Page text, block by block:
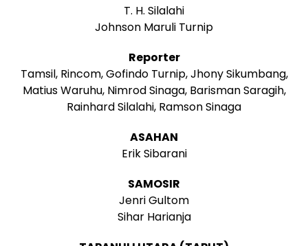
T. H. Silalahi
Johnson Maruli Turnip
Reporter
Tamsil, Rincom, Gofindo Turnip, Jhony Sikumbang,
Matius Waruhu, Nimrod Sinaga, Barisman Saragih,
Rainhard Silalahi, Ramson Sinaga
ASAHAN
Erik Sibarani
SAMOSIR
Jenri Gultom
Sihar Harianja